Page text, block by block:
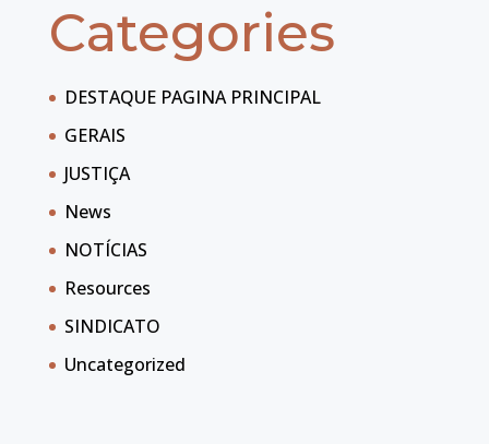
Categories
DESTAQUE PAGINA PRINCIPAL
GERAIS
JUSTIÇA
News
NOTÍCIAS
Resources
SINDICATO
Uncategorized